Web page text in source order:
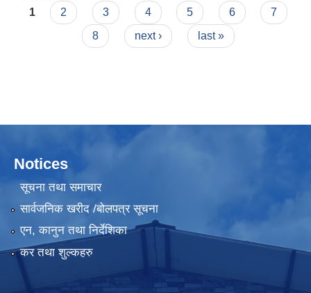
२०८१/०८२-०८३/८४ को प्रतिवेदन सार्वजनिक
Pages
1 2 3 4 5 6
7
8
next › last »
Notices
सूचना तथा समाचार
सार्वजनिक खरीद /बोलपत्र सूचना
एन, कानुन तथा निर्देशिका
कर तथा शुल्कहरु